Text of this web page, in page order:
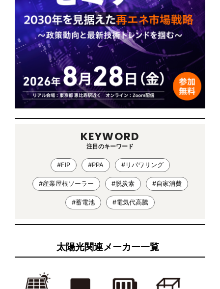
KEYWORD
注目のキーワード
#FIP #PPA #リパワリング
#産業屋根ソーラー #脱炭素 #自家消費
#蓄電池 #電気代高騰
太陽光関連メーカー一覧